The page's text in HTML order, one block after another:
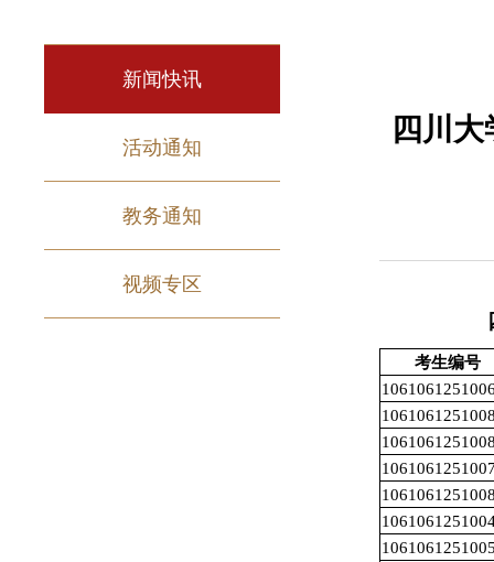
新闻快讯
活动通知
教务通知
视频专区
四川
考生编号